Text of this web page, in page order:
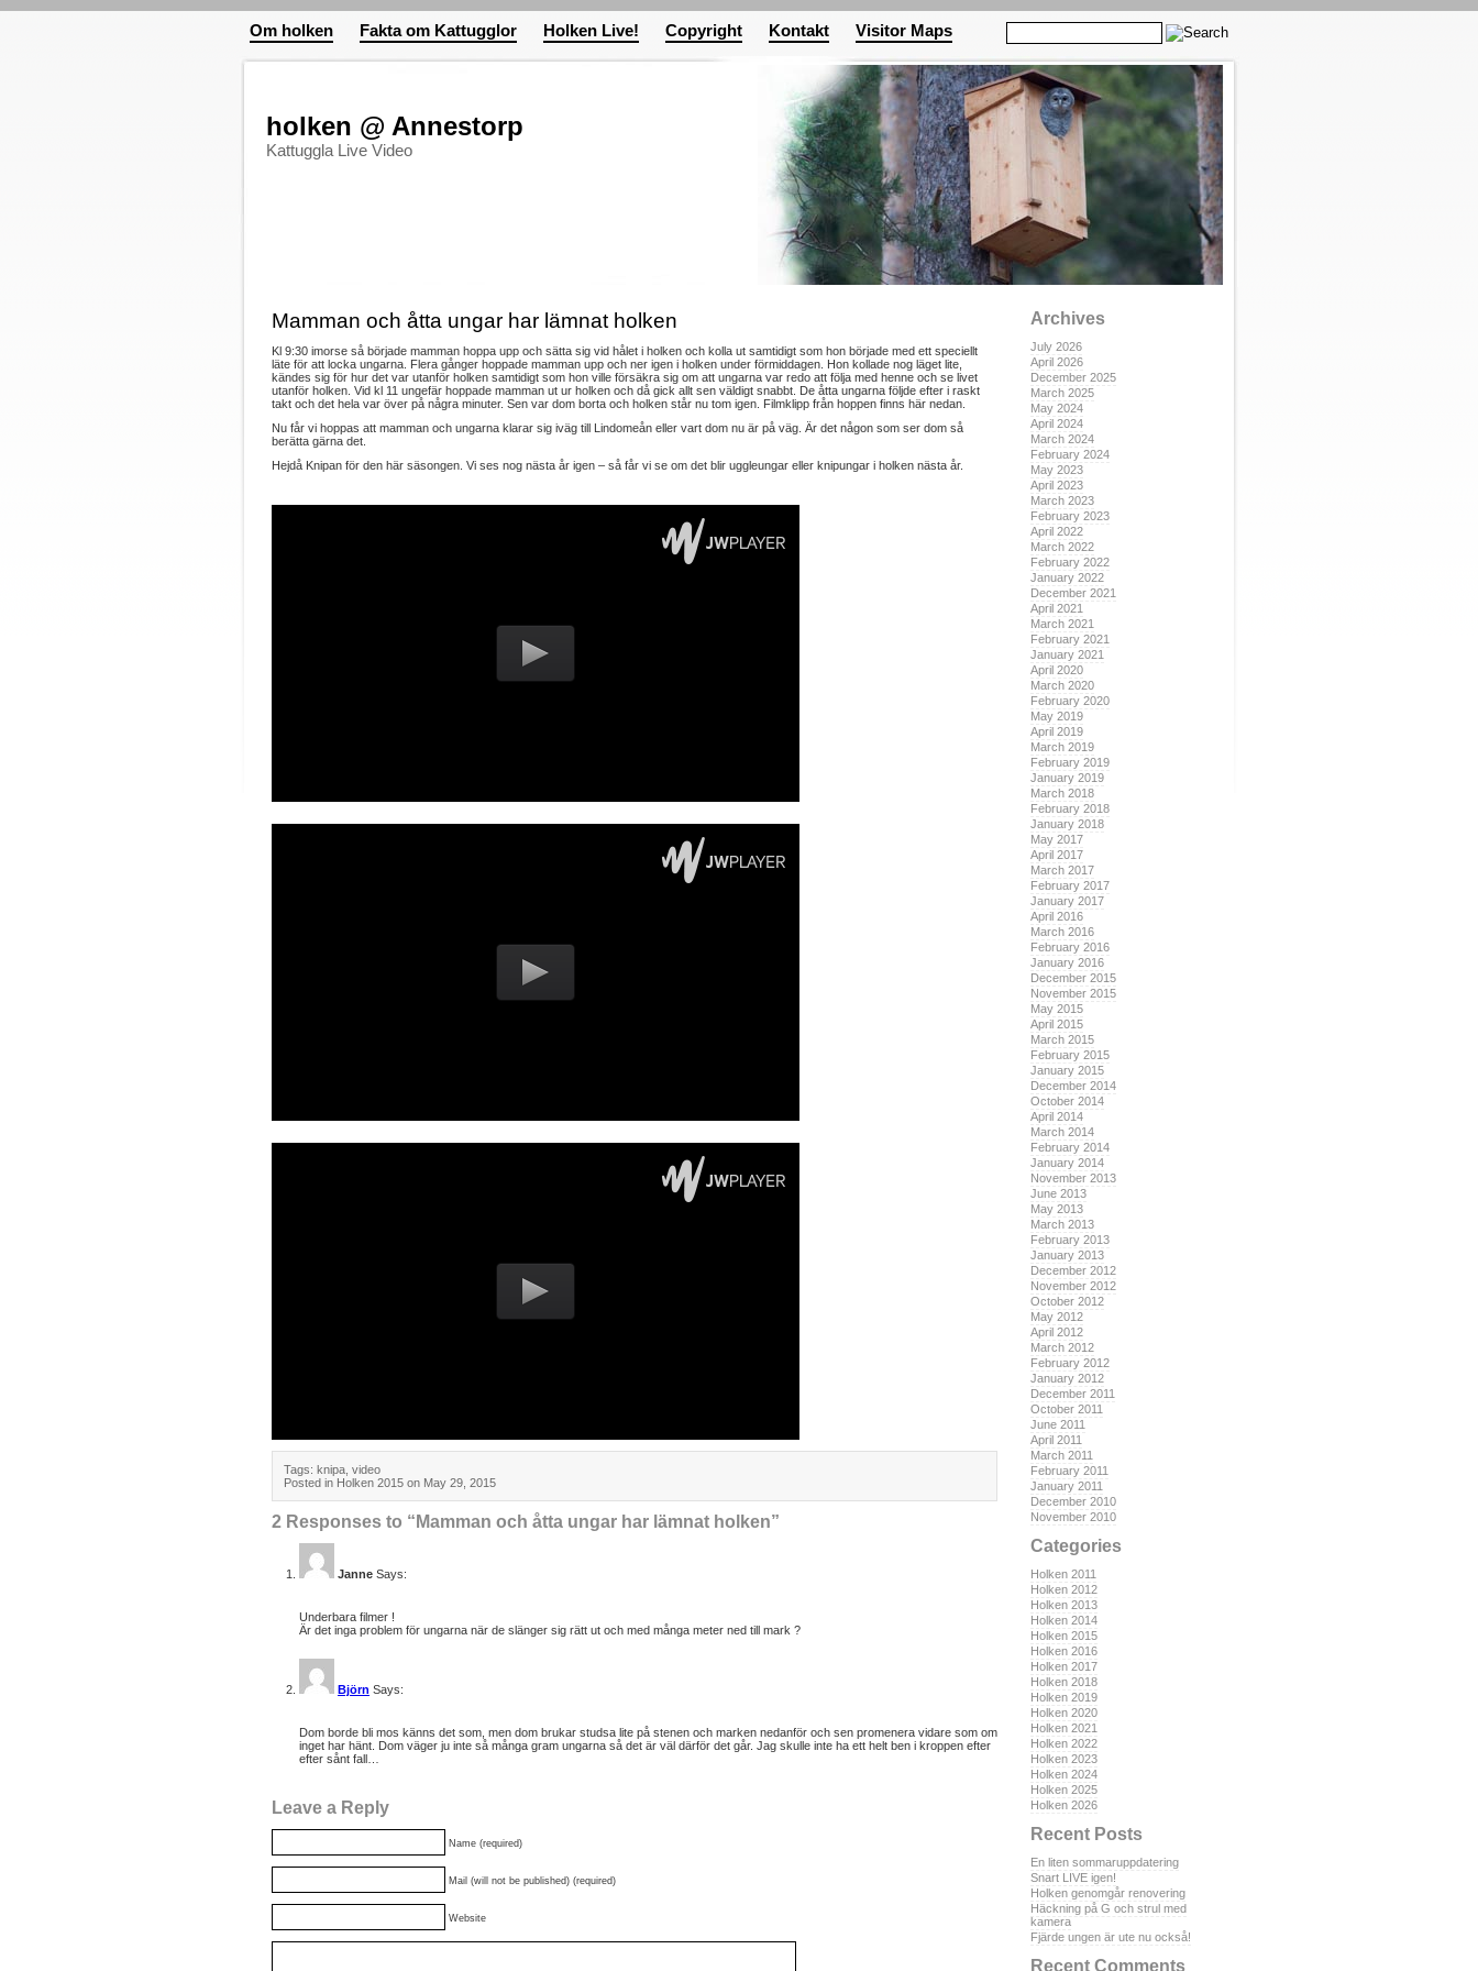
Om holken Fakta om Kattugglor Holken Live! Copyright Kontakt Visitor Maps
holken @ Annestorp
Kattuggla Live Video
Archives
July 2026
April 2026
December 2025
March 2025
May 2024
April 2024
March 2024
February 2024
May 2023
April 2023
March 2023
February 2023
April 2022
March 2022
February 2022
January 2022
December 2021
April 2021
March 2021
February 2021
January 2021
April 2020
March 2020
February 2020
May 2019
April 2019
March 2019
February 2019
January 2019
March 2018
February 2018
January 2018
May 2017
April 2017
March 2017
February 2017
January 2017
April 2016
March 2016
February 2016
January 2016
December 2015
November 2015
May 2015
April 2015
March 2015
February 2015
January 2015
December 2014
October 2014
April 2014
March 2014
February 2014
January 2014
November 2013
June 2013
May 2013
March 2013
February 2013
January 2013
December 2012
November 2012
October 2012
May 2012
April 2012
March 2012
February 2012
January 2012
December 2011
October 2011
June 2011
April 2011
March 2011
February 2011
January 2011
December 2010
November 2010
Categories
Holken 2011
Holken 2012
Holken 2013
Holken 2014
Holken 2015
Holken 2016
Holken 2017
Holken 2018
Holken 2019
Holken 2020
Holken 2021
Holken 2022
Holken 2023
Holken 2024
Holken 2025
Holken 2026
Recent Posts
En liten sommaruppdatering
Snart LIVE igen!
Holken genomgår renovering
Häckning på G och strul med
kamera
Fjärde ungen är ute nu också!
Recent Comments
Mamman och åtta ungar har lämnat holken
Kl 9:30 imorse så började mamman hoppa upp och sätta sig vid hålet i holken och kolla ut samtidigt som hon började med ett speciellt
läte för att locka ungarna. Flera gånger hoppade mamman upp och ner igen i holken under förmiddagen. Hon kollade nog läget lite,
kändes sig för hur det var utanför holken samtidigt som hon ville försäkra sig om att ungarna var redo att följa med henne och se livet
utanför holken. Vid kl 11 ungefär hoppade mamman ut ur holken och då gick allt sen väldigt snabbt. De åtta ungarna följde efter i raskt
takt och det hela var över på några minuter. Sen var dom borta och holken står nu tom igen. Filmklipp från hoppen finns här nedan.
Nu får vi hoppas att mamman och ungarna klarar sig iväg till Lindomeån eller vart dom nu är på väg. Är det någon som ser dom så
berätta gärna det.
Hejdå Knipan för den här säsongen. Vi ses nog nästa år igen – så får vi se om det blir uggleungar eller knipungar i holken nästa år.
Tags: knipa video
Posted in Holken 2015 on May 29, 2015
2 Responses to “Mamman och åtta ungar har lämnat holken”
Janne Says:
Underbara filmer !
Är det inga problem för ungarna när de slänger sig rätt ut och med många meter ned till mark ?
Björn Says:
Dom borde bli mos känns det som, men dom brukar studsa lite på stenen och marken nedanför och sen promenera vidare som om
inget har hänt. Dom väger ju inte så många gram ungarna så det är väl därför det går. Jag skulle inte ha ett helt ben i kroppen efter
efter sånt fall…
Leave a Reply
Name (required)
Mail (will not be published) (required)
Website